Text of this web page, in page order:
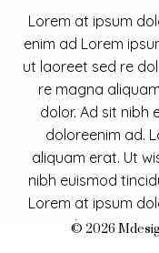
Lorem at ipsum
enim ad Lorem
ut laoreet sed re
re magna
dolor. Ad sit nibh
doloreenim ad.
aliquam erat. Ut
nibh euismod
Lorem at ipsum
enim ad Lorem
© 2026